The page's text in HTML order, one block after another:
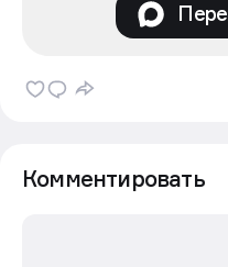
Комментировать